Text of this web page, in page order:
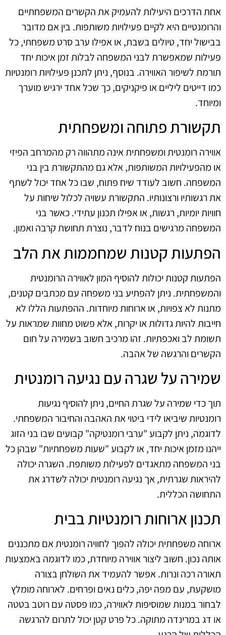
אחת הדרכים היעילות להעמיק את הקשרים המשפחתיים
והרומנטיים היא לקיים פעילויות משותפות. בין אם מדובר
בבישול יחד, טיולים בשבת, או אפילו ערב סרט משפחתי, כל
פעילות שמאפשרת לבני המשפחה לבלות זמן איכות יחד
תורמת לשיפור האווירה. בנוסף, ניתן לתכנן פעילויות רומנטיות
כמו דייטים ליליים או פיקניקים, כך שכל אחד ירגיש מוערך
ומיוחד.
תקשורת פתוחה ומשפחתית
אווירה רומנטית ומשפחתית אינה מתהווה רק מהמרחב הפיזי
או מהפעילויות המשותפות, אלא גם מהתקשורת בין בני
המשפחה. חשוב לעודד שיח פתוח, שבו כל אחד יכול לשתף
את רגשותיו ורצונותיו. התקשורת עשויה לכלול שיחות על
חוויות יומיות, רגשות, או אפילו תכנון עתידי. כאשר בני
המשפחה מרגישים בנוח לדבר, נוצרת תחושת קרבה ואמון.
הפתעות קטנות שמחממות את הלב
הפתעות קטנות יכולות להוסיף המון לאווירה הרומנטית
והמשפחתית. ניתן להפתיע בני משפחה עם מכתבים קטנים,
מתנות לא צפויות, או ארוחות מיוחדות. ההפתעות הללו לא
חייבות להיות גדולות או יקרות, אלא פשוט מחוות שמראות על
תשומת לב ואכפתיות. זהו מרכיב חשוב בשמירה על חום
הקשרים והרגשה של אהבה.
שמירה על שגרה עם נגיעה רומנטית
תוך כדי שמירה על שגרת החיים, ניתן להוסיף נגיעות
רומנטיות שיביאו לידי ביטוי את האהבה והחיבור המשפחתי.
לדוגמה, ניתן לקבוע "ערבי רומנטיקה" קבועים שבו בני הזוג
ייהנו מזמן איכות יחד, או לקבוע "שעות משפחתיות" שבהן כל
בני המשפחה מתאגדים לפעילות משותפת. השגרה יכולה
להיראות שגרתית, אך נגיעה רומנטית יכולה לשדרג את
התחושה הכללית.
תכנון ארוחות רומנטיות בבית
ארוחה משפחתית יכולה להפוך לחוויה רומנטית אם מתכננים
אותה נכון. חשוב ליצור אווירה מיוחדת, כמו לדוגמה באמצעות
תאורה רכה ונרות. אפשר להעמיד את השולחן בצורה
מושקעת, עם מפה יפה, כלים נאים ופרחים. לארוחה מומלץ
לבחור במנות שמוסיפות לאווירה, כמו פסטה עם רוטב בטטה
או דג במרינדה מתוקה. כל פרט קטן יכול לתרום להרגשה